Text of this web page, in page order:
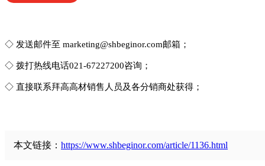
◇ 发送邮件至 marketing@shbeginor.com邮箱；
◇ 拨打热线电话021-67227200咨询；
◇ 直接联系拜高高材销售人员及各分销商处获得；
本文链接： https://www.shbeginor.com/article/1136.html